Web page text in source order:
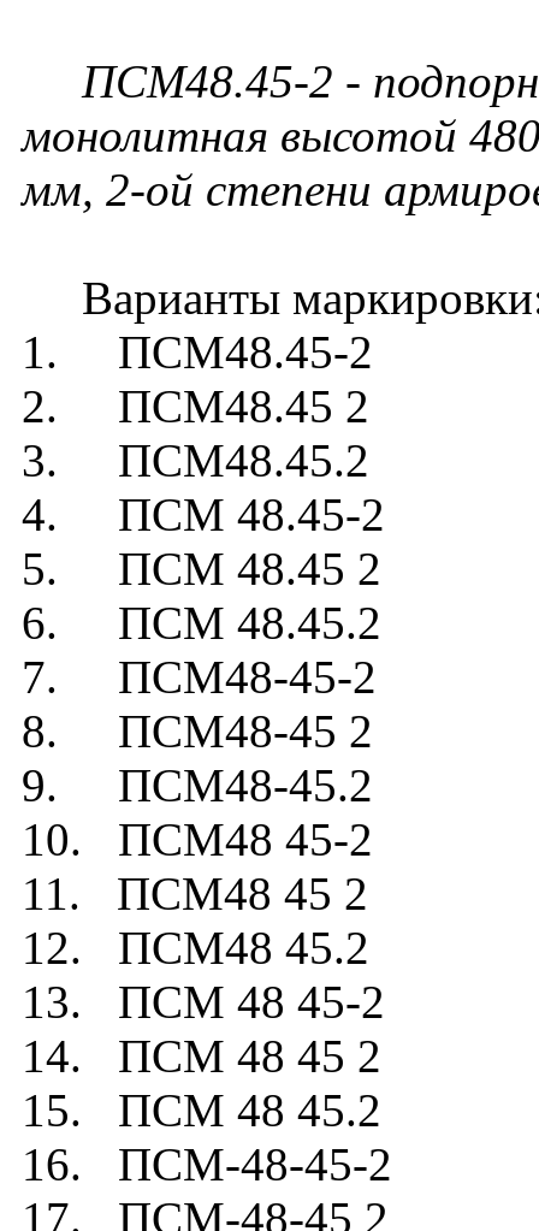
ПСМ48.45-2 -
монолитная высотой
мм, 2-ой степени
Варианты
1. ПСМ48.45-2
2. ПСМ48.45 2
3. ПСМ48.45.2
4. ПСМ 48.45-2
5. ПСМ 48.45 2
6. ПСМ 48.45.2
7. ПСМ48-45-2
8. ПСМ48-45 2
9. ПСМ48-45.2
10. ПСМ48 45-2
11. ПСМ48 45 2
12. ПСМ48 45.2
13. ПСМ 48 45-2
14. ПСМ 48 45 2
15. ПСМ 48 45.2
16. ПСМ-48-45-2
17. ПСМ-48-45 2